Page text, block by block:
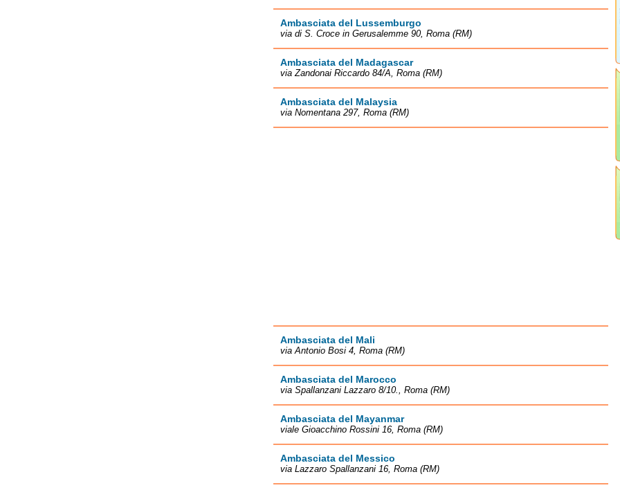
Ambasciata del Lussemburgo
via di S. Croce in Gerusalemme 90, Roma (RM)
Ambasciata del Madagascar
via Zandonai Riccardo 84/A, Roma (RM)
Ambasciata del Malaysia
via Nomentana 297, Roma (RM)
Ambasciata del Mali
via Antonio Bosi 4, Roma (RM)
Ambasciata del Marocco
via Spallanzani Lazzaro 8/10., Roma (RM)
Ambasciata del Mayanmar
viale Gioacchino Rossini 16, Roma (RM)
Ambasciata del Messico
via Lazzaro Spallanzani 16, Roma (RM)